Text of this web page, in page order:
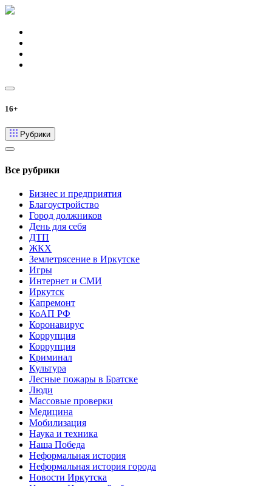
16+
Рубрики
Все рубрики
Бизнес и предприятия
Благоустройство
Город должников
День для себя
ДТП
ЖКХ
Землетрясение в Иркутске
Игры
Интернет и СМИ
Иркутск
Капремонт
КоАП РФ
Коронавирус
Коррупция
Коррупция
Криминал
Культура
Лесные пожары в Братске
Люди
Массовые проверки
Медицина
Мобилизация
Наука и техника
Наша Победа
Неформальная история
Неформальная история города
Новости Иркутска